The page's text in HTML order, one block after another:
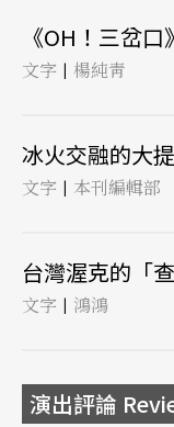
《OH！三岔口
文字 | 楊純靑
冰火交融的大
文字 | 本刊編輯部
台灣渥克的「
文字 | 鴻鴻
演出評論